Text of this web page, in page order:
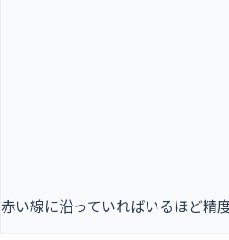
赤い線に沿っていればいるほど精